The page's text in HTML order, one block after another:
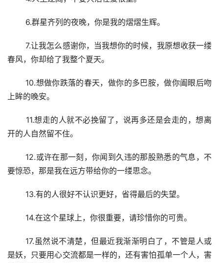
6.群星齐列的夜晚，你是我的熠熠生辉。
7.让我怎么感谢你，当我想你的时候，我原想收获一缕
春风，你却给了我整个夏天。
上眸的晚安。
开的人自然留不住。
要惊恐，那是我在远方带给你的一缕思念。
13.有的人很好不认识更好，省得最后的失望。
14.在这个星球上，你很重要，请珍惜你的可贵。
是妖，只要用心交流都是一样的，还有害怕孤单一个人，害